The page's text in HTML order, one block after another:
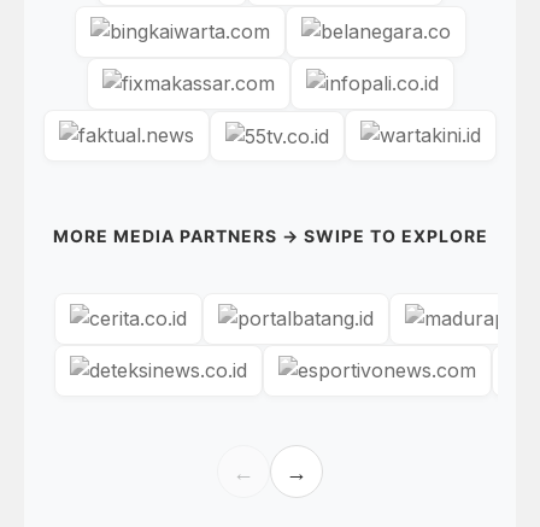
MORE MEDIA PARTNERS → SWIPE TO EXPLORE
← →